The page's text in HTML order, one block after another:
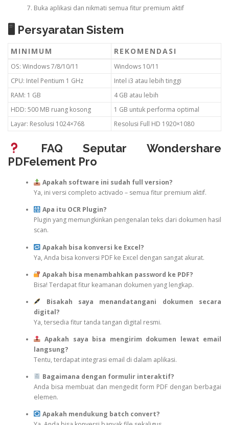
Buka aplikasi dan nikmati semua fitur premium aktif
🖥 Persyaratan Sistem
MINIMUM REKOMENDASI
OS: Windows 7/8/10/11
Windows 10/11
CPU: Intel Pentium 1 GHz
Intel i3 atau lebih tinggi
RAM: 1 GB
4 GB atau lebih
HDD: 500 MB ruang kosong
1 GB untuk performa optimal
Layar: Resolusi 1024×768
Resolusi Full HD 1920×1080
FAQ Seputar Wondershare
PDFelement Pro
Apakah software ini sudah full version?
Ya, ini versi completo activado – semua fitur premium aktif.
Apa itu OCR Plugin?
Plugin yang memungkinkan pengenalan teks dari dokumen hasil
scan.
Apakah bisa konversi ke Excel?
Ya, Anda bisa konversi PDF ke Excel dengan sangat akurat.
Apakah bisa menambahkan password ke PDF?
Bisa! Terdapat fitur keamanan dokumen yang lengkap.
Bisakah saya menandatangani dokumen secara
digital?
Ya, tersedia fitur tanda tangan digital resmi.
Apakah saya bisa mengirim dokumen lewat email
langsung?
Tentu, terdapat integrasi email di dalam aplikasi.
Bagaimana dengan formulir interaktif?
Anda bisa membuat dan mengedit form PDF dengan berbagai
elemen.
Apakah mendukung batch convert?